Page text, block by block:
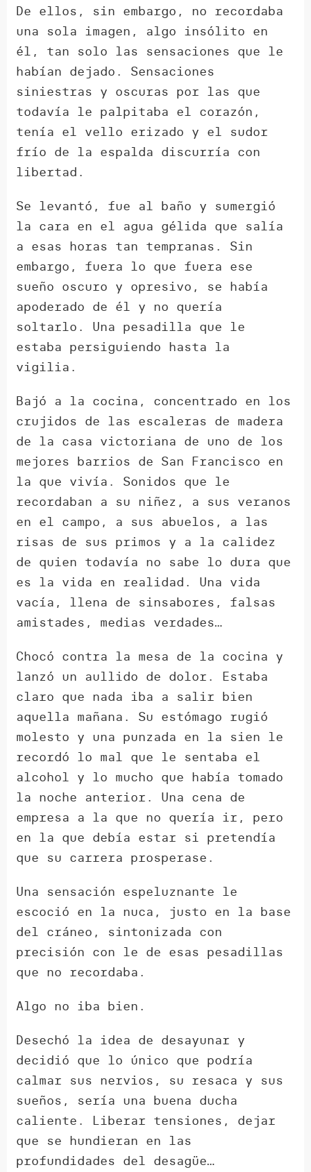
De ellos, sin embargo, no recordaba
una sola imagen, algo insólito en
él, tan solo las sensaciones que le
habían dejado. Sensaciones
siniestras y oscuras por las que
todavía le palpitaba el corazón,
tenía el vello erizado y el sudor
frío de la espalda discurría con
libertad.
Se levantó, fue al baño y sumergió
la cara en el agua gélida que salía
a esas horas tan tempranas. Sin
embargo, fuera lo que fuera ese
sueño oscuro y opresivo, se había
apoderado de él y no quería
soltarlo. Una pesadilla que le
estaba persiguiendo hasta la
vigilia.
Bajó a la cocina, concentrado en los
crujidos de las escaleras de madera
de la casa victoriana de uno de los
mejores barrios de San Francisco en
la que vivía. Sonidos que le
recordaban a su niñez, a sus veranos
en el campo, a sus abuelos, a las
risas de sus primos y a la calidez
de quien todavía no sabe lo dura que
es la vida en realidad. Una vida
vacía, llena de sinsabores, falsas
amistades, medias verdades…
Chocó contra la mesa de la cocina y
lanzó un aullido de dolor. Estaba
claro que nada iba a salir bien
aquella mañana. Su estómago rugió
molesto y una punzada en la sien le
recordó lo mal que le sentaba el
alcohol y lo mucho que había tomado
la noche anterior. Una cena de
empresa a la que no quería ir, pero
en la que debía estar si pretendía
que su carrera prosperase.
Una sensación espeluznante le
escoció en la nuca, justo en la base
del cráneo, sintonizada con
precisión con le de esas pesadillas
que no recordaba.
Algo no iba bien.
Desechó la idea de desayunar y
decidió que lo único que podría
calmar sus nervios, su resaca y sus
sueños, sería una buena ducha
caliente. Liberar tensiones, dejar
que se hundieran en las
profundidades del desagüe…